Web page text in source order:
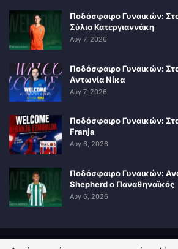
Ποδόσφαιρο Γυναικών:
Σύλια Κατεργιαννάκη
Αυγ 7, 2026
Ποδόσφαιρο Γυναικών:
Αντωνία Νίκα
Αυγ 7, 2026
Ποδόσφαιρο Γυναικών:
Franja
Αυγ 6, 2026
Ποδόσφαιρο Γυναικών:
Shepherd ο Παναθηναϊκός
Αυγ 6, 2026